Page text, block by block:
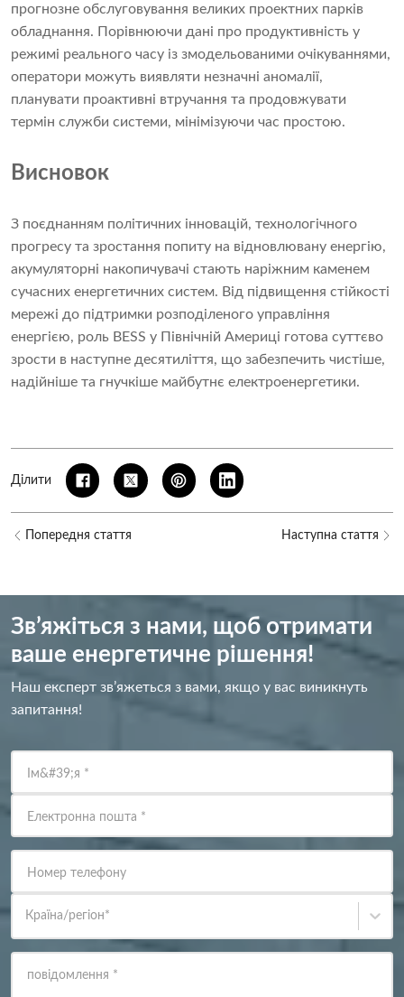
прогнозне обслуговування великих проектних парків
обладнання. Порівнюючи дані про продуктивність у
режимі реального часу із змодельованими очікуваннями,
оператори можуть виявляти незначні аномалії,
планувати проактивні втручання та продовжувати
термін служби системи, мінімізуючи час простою.
Висновок
З поєднанням політичних інновацій, технологічного
прогресу та зростання попиту на відновлювану енергію,
акумуляторні накопичувачі стають наріжним каменем
сучасних енергетичних систем. Від підвищення стійкості
мережі до підтримки розподіленого управління
енергією, роль BESS у Північній Америці готова суттєво
зрости в наступне десятиліття, що забезпечить чистіше,
надійніше та гнучкіше майбутнє електроенергетики.
Ділити
Попередня стаття Наступна стаття
Зв’яжіться з нами, щоб отримати
ваше енергетичне рішення!
Наш експерт зв’яжеться з вами, якщо у вас виникнуть
запитання!
Ім&#39;я *
Електронна пошта *
Номер телефону
Країна/регіон*
повідомлення *